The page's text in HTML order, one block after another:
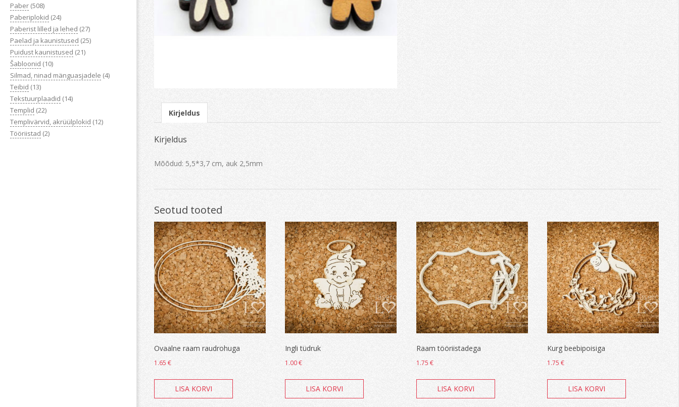
Paber (508)
Paberiplokid (24)
Paberist lilled ja lehed (27)
Paelad ja kaunistused (25)
Puidust kaunistused (21)
Šabloonid (10)
Silmad, ninad mänguasjadele (4)
Teibid (13)
Tekstuurplaadid (14)
Templid (22)
Templivärvid, akrüülplokid (12)
Tööriistad (2)
Kirjeldus
Kirjeldus
Mõõdud: 5,5*3,7 cm, auk 2,5mm
Seotud tooted
Ovaalne raam raudrohuga
1.65 €
LISA KORVI
Ingli tüdruk
1.00€
LISA KORVI
Raam tööriistadega
1.75 €
LISA KORVI
Kurg beebipoisiga
1.75 €
LISA KORVI